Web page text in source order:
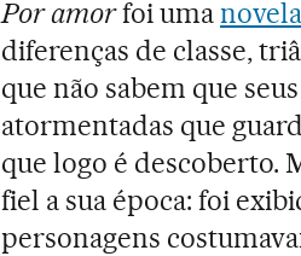
Por amorfoi umanovela
diferenças de classe,
que não sabem que
atormentadas que
que logo é descoberto.
fiel a sua época: foi
personagens